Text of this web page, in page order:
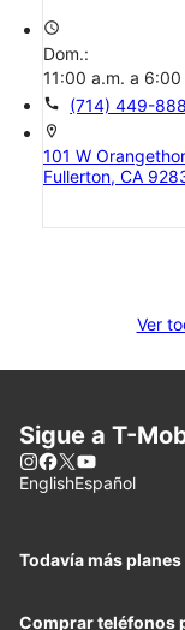
access_time
Dom.:
11:00 a.m. a 6:00
call (714) 449-
location_on
101 W
Fullerton, CA
Ver